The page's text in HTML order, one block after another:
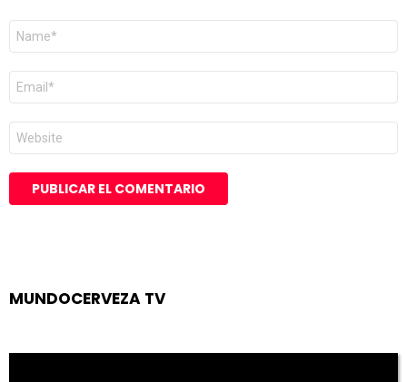
Nombre
Correo
electrónico
*
Web
MUNDOCERVEZA TV